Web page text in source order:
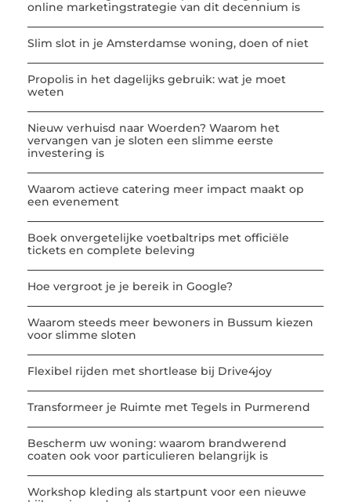
online marketingstrategie van dit decennium is
Slim slot in je Amsterdamse woning, doen of niet
Propolis in het dagelijks gebruik: wat je moet
weten
Nieuw verhuisd naar Woerden? Waarom het
vervangen van je sloten een slimme eerste
investering is
Waarom actieve catering meer impact maakt op
een evenement
Boek onvergetelijke voetbaltrips met officiële
tickets en complete beleving
Hoe vergroot je je bereik in Google?
Waarom steeds meer bewoners in Bussum kiezen
voor slimme sloten
Flexibel rijden met shortlease bij Drive4joy
Transformeer je Ruimte met Tegels in Purmerend
Bescherm uw woning: waarom brandwerend
coaten ook voor particulieren belangrijk is
Workshop kleding als startpunt voor een nieuwe